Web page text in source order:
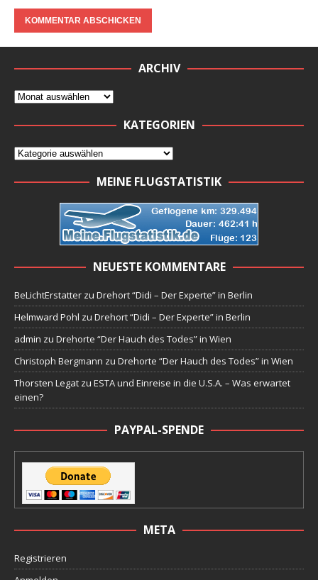
ARCHIV
KATEGORIEN
MEINE FLUGSTATISTIK
NEUESTE KOMMENTARE
BeLichtErstatter zu Drehort “Didi – Der Experte” in Berlin
Helmward Pohl zu Drehort “Didi – Der Experte” in Berlin
admin zu Drehorte “Der Hauch des Todes” in Wien
Christoph Bergmann zu Drehorte “Der Hauch des Todes” in Wien
Thorsten Legat zu ESTA und Einreise in die U.S.A. – Was erwartet
einen?
PAYPAL-SPENDE
META
Registrieren